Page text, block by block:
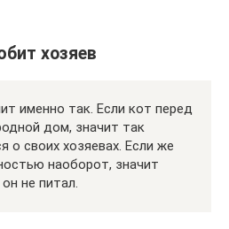
хозяев
именно так. Если кот перед
дом, значит так
о своих хозяевах. Если же
наоборот, значит
не питал.